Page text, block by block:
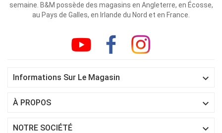
semaine. B&M possède des magasins en Angleterre, en Écosse,
au Pays de Galles, en Irlande du Nord et en France.
Informations Sur Le Magasin 
À PROPOS 
NOTRE SOCIÉTÉ 